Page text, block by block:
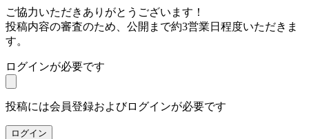
ご協力いただきありがとうございます！
投稿内容の審査のため、公開まで約3営業日程度いただきま
す。
ログインが必要です
投稿には会員登録およびログインが必要です
ログイン